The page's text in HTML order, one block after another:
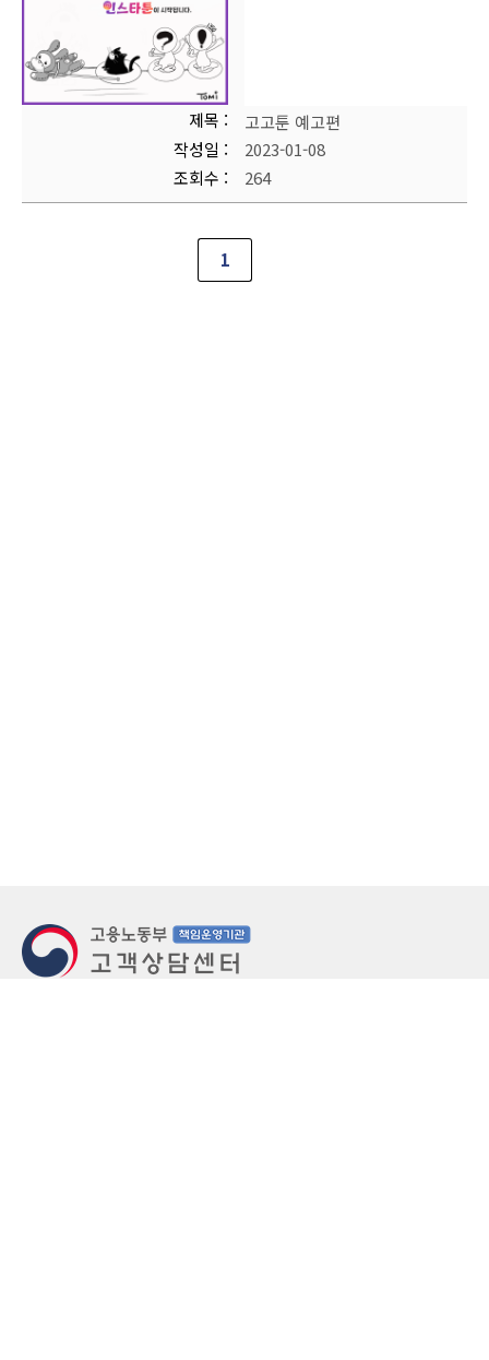
제목
고고툰 예고편
작성일
2023-01-08
조회수
264
1